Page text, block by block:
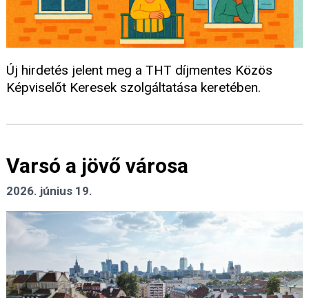
Új hirdetés jelent meg a THT díjmentes Közös
Képviselőt Keresek szolgáltatása keretében.
Varsó a jövő városa
2026. június 19.